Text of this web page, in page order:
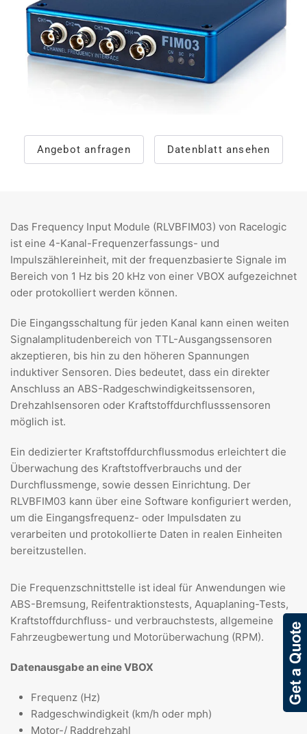
Angebot anfragen Datenblatt ansehen
Das Frequency Input Module (RLVBFIM03) von Racelogic
ist eine 4-Kanal-Frequenzerfassungs- und
Impulszählereinheit, mit der frequenzbasierte Signale im
Bereich von 1 Hz bis 20 kHz von einer VBOX aufgezeichnet
oder protokolliert werden können.
Die Eingangsschaltung für jeden Kanal kann einen weiten
Signalamplitudenbereich von TTL-Ausgangssensoren
akzeptieren, bis hin zu den höheren Spannungen
induktiver Sensoren. Dies bedeutet, dass ein direkter
Anschluss an ABS-Radgeschwindigkeitssensoren,
Drehzahlsensoren oder Kraftstoffdurchflusssensoren
möglich ist.
Ein dedizierter Kraftstoffdurchflussmodus erleichtert die
Überwachung des Kraftstoffverbrauchs und der
Durchflussmenge, sowie dessen Einrichtung. Der
RLVBFIM03 kann über eine Software konfiguriert werden,
um die Eingangsfrequenz- oder Impulsdaten zu
verarbeiten und protokollierte Daten in realen Einheiten
bereitzustellen.
Die Frequenzschnittstelle ist ideal für Anwendungen wie
ABS-Bremsung, Reifentraktionstests, Aquaplaning-Tests,
Kraftstoffdurchfluss- und verbrauchstests, allgemeine
Fahrzeugbewertung und Motorüberwachung (RPM).
Datenausgabe an eine VBOX
Frequenz (Hz)
Radgeschwindigkeit (km/h oder mph)
Motor-/ Raddrehzahl